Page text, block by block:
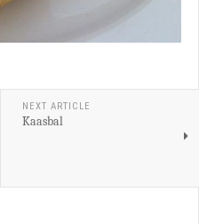
NEXT ARTICLE
Kaasbal